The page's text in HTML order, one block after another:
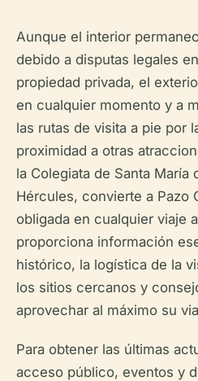
Aunque el interior
debido a disputas legales
propiedad privada, el
en cualquier momento y a
las rutas de visita a pie por
proximidad a otras
la Colegiata de Santa María
Hércules, convierte a Pazo
obligada en cualquier viaje
proporciona información
histórico, la logística de la
los sitios cercanos y
aprovechar al máximo su
Para obtener las últimas
acceso público, eventos y